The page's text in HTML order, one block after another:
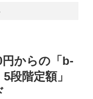
円からの「b-
段階定額」